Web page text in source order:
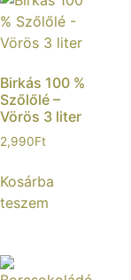
Birkás 100 %
Szőlőlé –
Vörös 3 liter
2,990Ft
Kosárba
teszem